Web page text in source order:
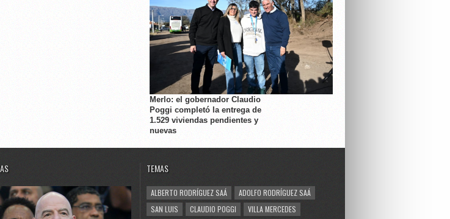
Merlo: el gobernador Claudio
Poggi completó la entrega de
1.529 viviendas pendientes y
nuevas
TEMAS
ALBERTO RODRÍGUEZ SAÁ
ADOLFO RODRÍGUEZ SAÁ
SAN LUIS
CLAUDIO POGGI
VILLA MERCEDES